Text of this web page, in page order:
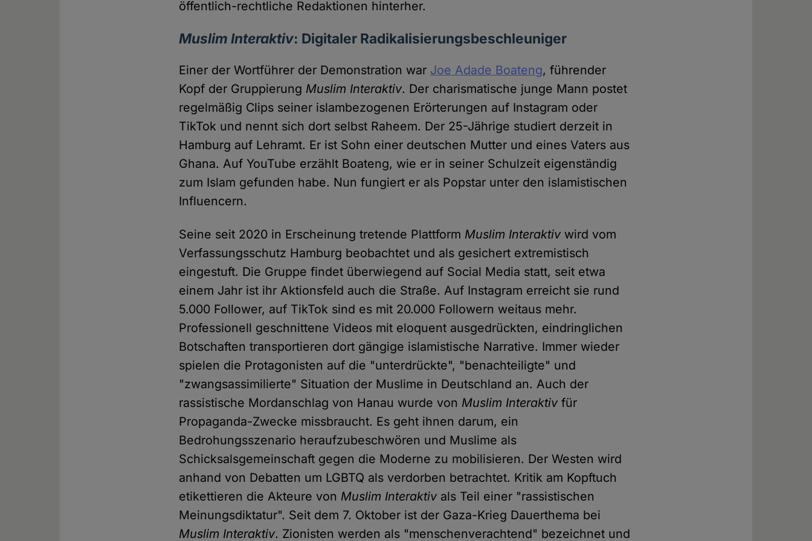
öffentlich-rechtliche Redaktionen hinterher.
Muslim Interaktiv: Digitaler Radikalisierungsbeschleuniger
Einer der Wortführer der Demonstration war Joe Adade Boateng, führender
Kopf der Gruppierung Muslim Interaktiv. Der charismatische junge Mann postet
regelmäßig Clips seiner islambezogenen Erörterungen auf Instagram oder
TikTok und nennt sich dort selbst Raheem. Der 25-Jährige studiert derzeit in
Hamburg auf Lehramt. Er ist Sohn einer deutschen Mutter und eines Vaters aus
Ghana. Auf YouTube erzählt Boateng, wie er in seiner Schulzeit eigenständig
zum Islam gefunden habe. Nun fungiert er als Popstar unter den islamistischen
Influencern.
Seine seit 2020 in Erscheinung tretende Plattform Muslim Interaktivwird vom
Verfassungsschutz Hamburg beobachtet und als gesichert extremistisch
eingestuft. Die Gruppe findet überwiegend auf Social Media statt, seit etwa
einem Jahr ist ihr Aktionsfeld auch die Straße. Auf Instagram erreicht sie rund
5.000 Follower, auf TikTok sind es mit 20.000 Followern weitaus mehr.
Professionell geschnittene Videos mit eloquent ausgedrückten, eindringlichen
Botschaften transportieren dort gängige islamistische Narrative. Immer wieder
spielen die Protagonisten auf die "unterdrückte", "benachteiligte" und
"zwangsassimilierte" Situation der Muslime in Deutschland an. Auch der
rassistische Mordanschlag von Hanau wurde von Muslim Interaktivfür
Propaganda-Zwecke missbraucht. Es geht ihnen darum, ein
Bedrohungsszenario heraufzubeschwören und Muslime als
Schicksalsgemeinschaft gegen die Moderne zu mobilisieren. Der Westen wird
anhand von Debatten um LGBTQ als verdorben betrachtet. Kritik am Kopftuch
etikettieren die Akteure von Muslim Interaktivals Teil einer "rassistischen
Meinungsdiktatur". Seit dem 7. Oktober ist der Gaza-Krieg Dauerthema bei
Muslim Interaktiv. Zionisten werden als "menschenverachtend" bezeichnet und